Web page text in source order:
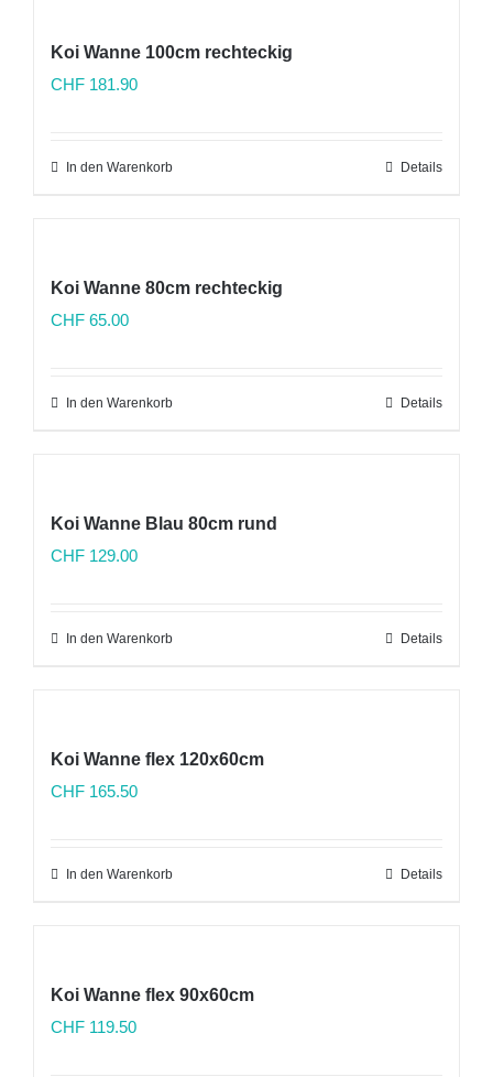
Koi Wanne 100cm rechteckig
CHF 181.90
In den Warenkorb Details
Koi Wanne 80cm rechteckig
CHF 65.00
In den Warenkorb Details
Koi Wanne Blau 80cm rund
CHF 129.00
In den Warenkorb Details
Koi Wanne flex 120x60cm
CHF 165.50
In den Warenkorb Details
Koi Wanne flex 90x60cm
CHF 119.50